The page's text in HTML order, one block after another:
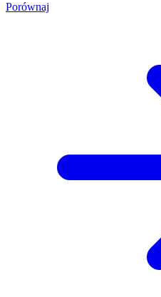
Porównaj